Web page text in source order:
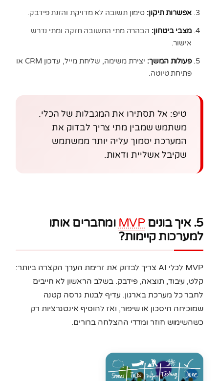
אפשרות תיקון: סימון תשובה לא מדויקת והזנת פידבק.
מצבי ביטחון: הבהרה מתי התשובה חזקה ומתי נדרש
אישור.
פעולות המשך:
יצירת משימה, שליחת מייל, עדכון CRM או
פתיחת טיוטה.
טיפ: אל תסתירו את המגבלות של הכלי.
משתמש שמבין מתי צריך לבדוק את
המערכת יסמוך עליה יותר ממשתמש
שקיבל אשליית ודאות.
5. איך בונים MVP ומחברים אותו
למערכות קיימות?
MVP לכלי AI צריך לבדוק את זרימת הערך הקצרה ביותר:
קלט, עיבוד, תוצאה, פידבק. בשלב הראשון לא חייבים
לחבר כל מערכת בארגון. עדיף לבנות גרסה קטנה
שמוכיחה חיסכון או שיפור, ואז להוסיף אינטגרציות רק
כשהשימוש חוזר ומדדי ההצלחה ברורים.